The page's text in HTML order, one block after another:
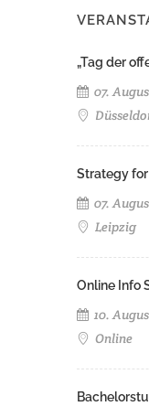
„Tag der
07.
Strategy
07.
Leipzig
Online Info
10.
Online